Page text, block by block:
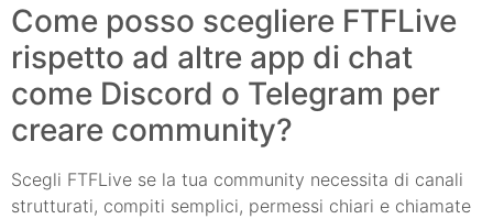
Come posso scegliere FTFLive
rispetto ad altre app di chat
come Discord o Telegram per
creare community?
Scegli FTFLive se la tua community necessita di canali
strutturati, compiti semplici, permessi chiari e chiamate